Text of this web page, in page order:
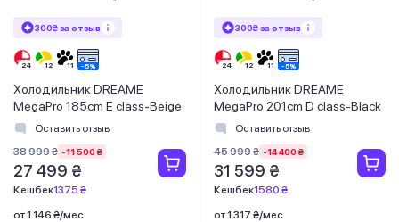
300₴ за отзыв
Холодильник DREAME
MegaPro 185cm E class-Beige
Оставить отзыв
38 999 ₴ -11 500 ₴
27 499 ₴
Кешбек1375 ₴
от 1 146 ₴/мес
300₴ за отзыв
Холодильник DREAME
MegaPro 201cm D class-Black
Оставить отзыв
45 999 ₴ -14 400 ₴
31 599 ₴
Кешбек1580 ₴
от 1 317 ₴/мес